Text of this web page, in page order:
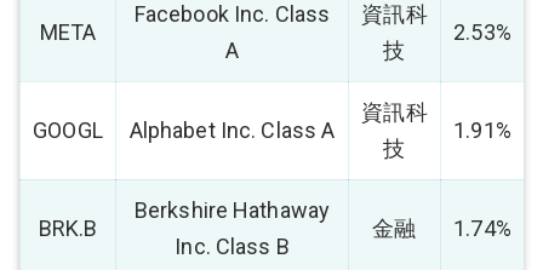
META
Facebook Inc. Class
A
資訊科
技
2.53%
GOOGL Alphabet Inc. Class A
資訊科
技
1.91%
BRK.B
Berkshire Hathaway
Inc. Class B
金融 1.74%